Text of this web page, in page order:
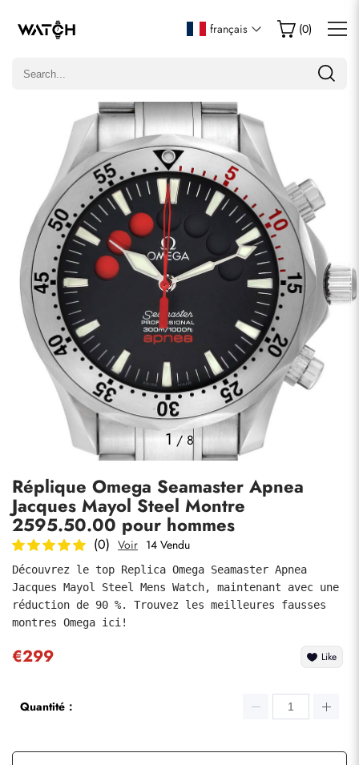
français (0)
1/8
Réplique Omega Seamaster Apnea
Jacques Mayol Steel Montre
2595.50.00 pour hommes
(0) Voir 14 Vendu
Découvrez le top Replica Omega Seamaster Apnea
Jacques Mayol Steel Mens Watch, maintenant avec une
réduction de 90 %. Trouvez les meilleures fausses
montres Omega ici!
€299 Like
Quantité：
Écrire un commentaire
Seuls les clients ayant acheté cet article sont autorisés à
commentaires
soumettre